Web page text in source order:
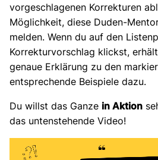
vorgeschlagenen Korrekturen
Möglichkeit, diese Duden-
melden. Wenn du auf den
Korrekturvorschlag klickst,
genaue Erklärung zu den
entsprechende Beispiele dazu.
Du willst das Ganze in Aktion
das untenstehende Video!